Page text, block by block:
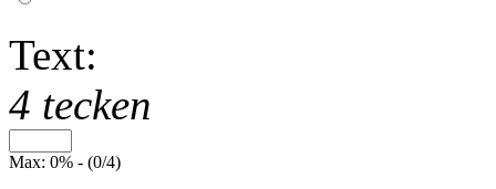
Text:
4 tecken
Max: 0% - (0/4)